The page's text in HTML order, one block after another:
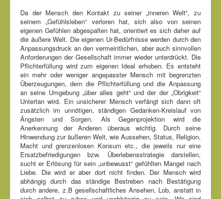
Da der Mensch den Kontakt zu seiner „inneren Welt“, zu
seinem „Gefühlsleben“ verloren hat, sich also von seinen
eigenen Gefühlen abgespalten hat, orientiert es sich daher auf
die äußere Welt. Die eigenen Ur-Bedürfnisse werden durch den
Anpassungsdruck an den vermeintlichen, aber auch sinnvollen
Anforderungen der Gesellschaft immer wieder unterdrückt. Die
Pflichterfüllung wird zum eigenen Ideal erhoben. Es entsteht
ein mehr oder weniger angepasster Mensch mit begrenzten
Überzeugungen, dem die Pflichterfüllung und die Anpassung
an seine Umgebung „über alles geht“ und der der „Obrigkeit“
Untertan wird. Ein unsicherer Mensch verfängt sich dann oft
zusätzlich im unnötigen, ständigen Gedanken-Kreislauf von
Ängsten und Sorgen. Als Gegenprojektion wird die
Anerkennung der Anderen überaus wichtig. Durch seine
Hinwendung zur äußeren Welt, wie Aussehen, Status, Religion,
Macht und grenzenlosen Konsum etc., die jeweils nur eine
Ersatzbefriedigungen bzw. Überlebensstrategie darstellen,
sucht er Erlösung für sein „unbewusst“ gefühlten Mangel nach
Liebe. Die wird er aber dort nicht finden. Der Mensch wird
abhängig durch das ständige Bestreben nach Bestätigung
durch andere, z.B gesellschaftliches Ansehen, Lob, anstatt in